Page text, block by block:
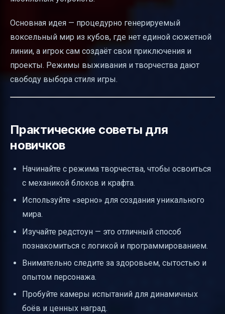
Основная идея — процедурно генерируемый
воксельный мир из кубов, где нет единой сюжетной
линии, а игрок сам создаёт свои приключения и
проекты. Режимы выживания и творчества дают
свободу выбора стиля игры.
Практические советы для
новичков
Начинайте с режима творчества, чтобы освоиться
с механикой блоков и крафта.
Используйте «зерно» для создания уникального
мира.
Изучайте редстоун — это отличный способ
познакомиться с логикой и программированием.
Внимательно следите за здоровьем, сытостью и
опытом персонажа.
Пробуйте камеры испытаний для динамичных
боёв и ценных наград.